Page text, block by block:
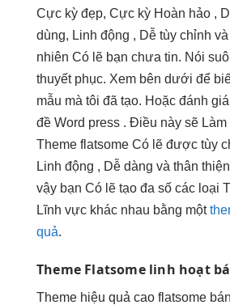
Cực kỳ đẹp, Cực kỳ Hoàn hảo ,
dùng, Linh động , Dễ tùy chỉnh
nhiên Có lẽ bạn chưa tin. Nói
thuyết phục. Xem bên dưới để
mẫu mà tôi đã tạo. Hoặc đánh
đề Word press . Điều này sẽ
Theme flatsome Có lẽ được tùy
Linh động , Dễ dàng và thân
vậy bạn Có lẽ tạo đa số các loại
Lĩnh vực khác nhau bằng một
quả.
Theme Flatsome linh hoạt
Theme hiệu quả cao flatsome bán